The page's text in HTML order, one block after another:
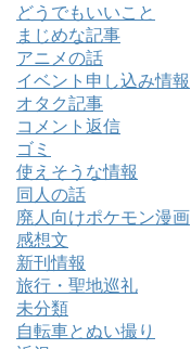
どうでもいいこと
まじめな記事
アニメの話
イベント申し込み情報
オタク記事
コメント返信
ゴミ
使えそうな情報
同人の話
廃人向けポケモン漫画
感想文
新刊情報
旅行・聖地巡礼
未分類
自転車とぬい撮り